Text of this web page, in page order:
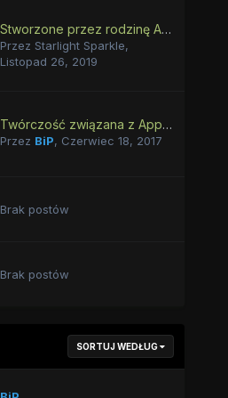
Stworzone przez rodzinę Apple...
Przez Starlight Sparkle,
Listopad 26, 2019
Twórczość związana z Applejack!
Przez BiP, Czerwiec 18, 2017
Brak postów
Brak postów
SORTUJ WEDŁUG